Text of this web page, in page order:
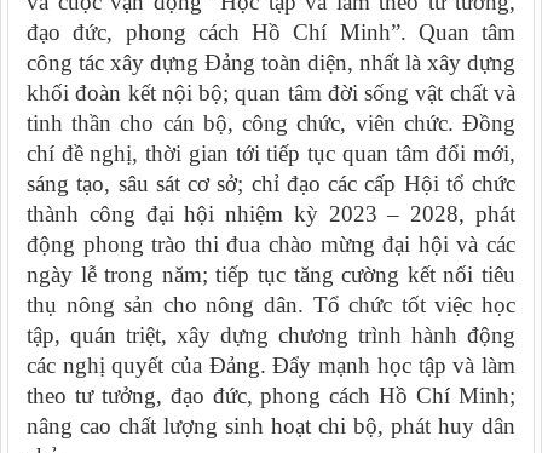
đạo đức, phong cách Hồ Chí Minh”. Quan tâm
công tác xây dựng Đảng toàn diện, nhất là xây dựng
khối đoàn kết nội bộ; quan tâm đời sống vật chất và
tinh thần cho cán bộ, công chức, viên chức. Đồng
chí đề nghị, thời gian tới tiếp tục quan tâm đổi mới,
sáng tạo, sâu sát cơ sở; chỉ đạo các cấp Hội tổ chức
thành công đại hội nhiệm kỳ 2023 – 2028, phát
động phong trào thi đua chào mừng đại hội và các
ngày lễ trong năm; tiếp tục tăng cường kết nối tiêu
thụ nông sản cho nông dân. Tổ chức tốt việc học
tập, quán triệt, xây dựng chương trình hành động
các nghị quyết của Đảng. Đẩy mạnh học tập và làm
theo tư tưởng, đạo đức, phong cách Hồ Chí Minh;
nâng cao chất lượng sinh hoạt chi bộ, phát huy dân